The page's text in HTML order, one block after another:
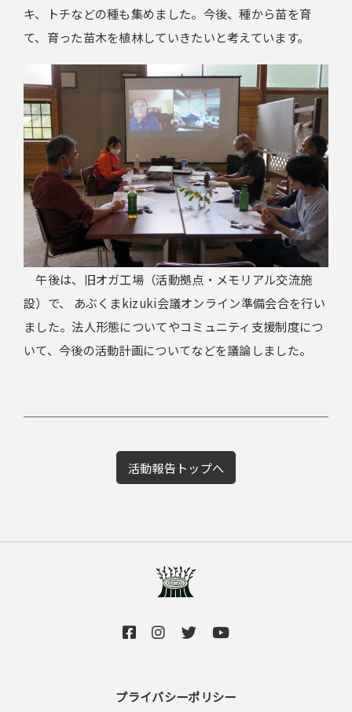
キ、トチなどの種も集めました。今後、種から苗を育
て、育った苗木を植林していきたいと考えています。
午後は、旧オガ工場（活動拠点・メモリアル交流施
設）で、 あぶくまkizuki会議オンライン準備会合を行い
ました。法人形態についてやコミュニティ支援制度につ
いて、今後の活動計画についてなどを議論しました。
活動報告トップへ
プライバシーポリシー